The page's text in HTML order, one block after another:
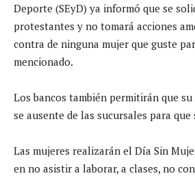
Deporte (SEyD) ya informó que se
protestantes y no tomará acciones
contra de ninguna mujer que guste
mencionado.
Los bancos también permitirán que
se ausente de las sucursales para que
Las mujeres realizarán el Día Sin
en no asistir a laborar, a clases, no